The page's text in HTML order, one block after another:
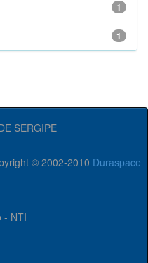
1
1
SERGIPE
© 2002-2010 Duraspace
- NTI